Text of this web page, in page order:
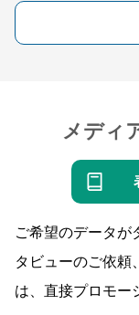
メディ
ご希望のデータが
タビューのご依頼
は、直接プロモー